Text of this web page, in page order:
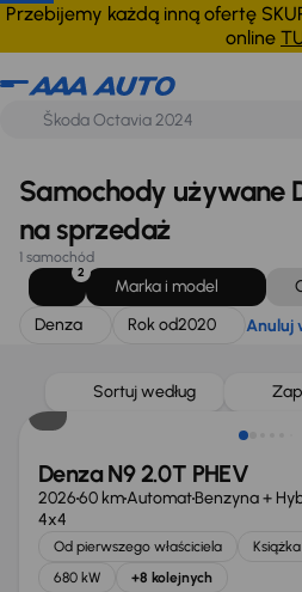
Przebijemy każdą inną ofertę
online
Denza Rok od 2020 Anuluj
Samochody używane
na sprzedaż
1 samochód
2
Marka i model
Denza
Rok od2020 Anuluj
Sortuj według
Możliwość odliczenia VAT
Denza N9 2.0T PHEV
202660 kmAutomatBenzyna +
4x4
Od pierwszego właściciela
680 kW
+8 kolejnych